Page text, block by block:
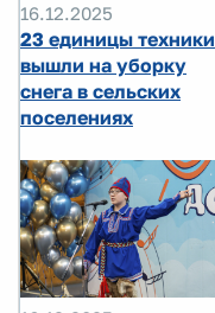
16.12.2025
23 единицы техники
вышли на уборку
снега в сельских
поселениях